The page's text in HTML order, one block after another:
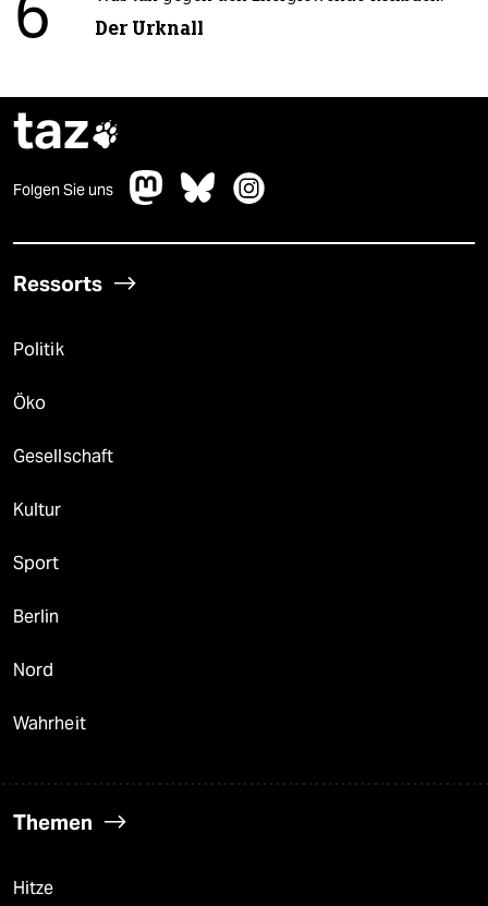
6 Der Urknall
taz
Folgen Sie uns
Ressorts
Politik
Öko
Gesellschaft
Kultur
Sport
Berlin
Nord
Wahrheit
Themen
Hitze